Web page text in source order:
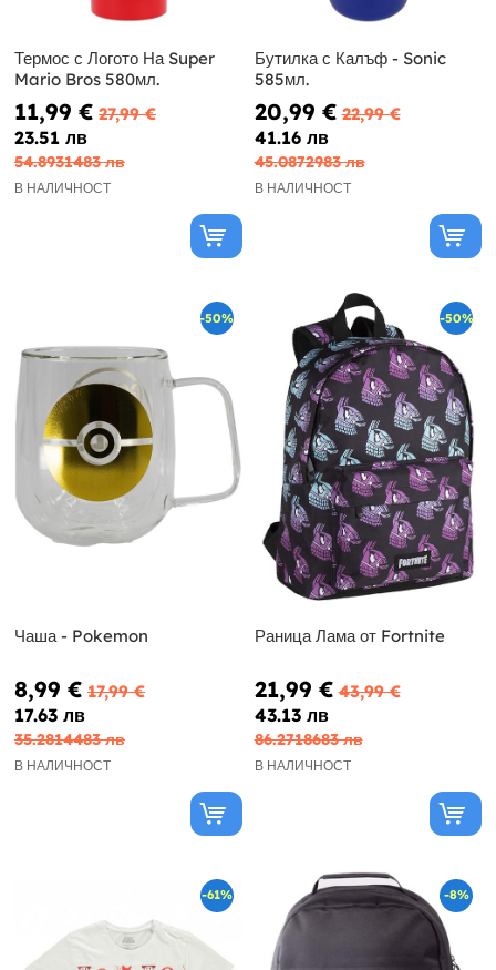
Термос с Логото На Super
Mario Bros 580мл.
11,99 € 27,99 €
23.51 лв
54.8931483 лв
В НАЛИЧНОСТ
Бутилка с Калъф - Sonic
585мл.
20,99 € 22,99 €
41.16 лв
45.0872983 лв
В НАЛИЧНОСТ
-50%
Чаша - Pokemon
8,99 € 17,99 €
17.63 лв
35.2814483 лв
В НАЛИЧНОСТ
-50%
Раница Лама от Fortnite
21,99 € 43,99 €
43.13 лв
86.2718683 лв
В НАЛИЧНОСТ
-61% -8%